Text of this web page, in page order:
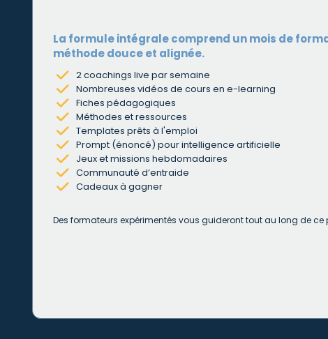
La formule intégrale comprend un mois de
méthode douce et alignée.
2 coachings live par semaine
Nombreuses vidéos de cours en e-learning
Fiches pédagogiques
Méthodes et ressources
Templates prêts à l'emploi
Prompt (énoncé) pour intelligence artificielle
Jeux et missions hebdomadaires
Communauté d’entraide
Cadeaux à gagner
Des formateurs expérimentés vous guideront tout au long de